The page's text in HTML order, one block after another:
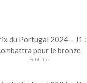
Publicité